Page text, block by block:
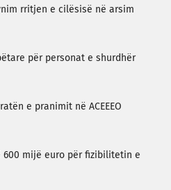
rritjen e cilësisë në arsim
për personat e shurdhër
e pranimit në ACEEEO
600 mijë euro për fizibilitetin e